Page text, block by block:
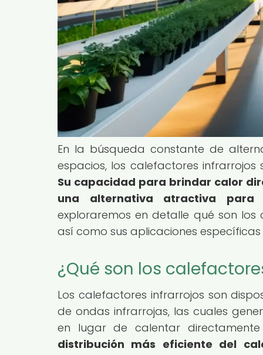
En la búsqueda constante de
espacios, los calefactores
Su capacidad para brindar calor
una alternativa atractiva para
exploraremos en detalle qué son los
así como sus aplicaciones
¿Qué son los
Los calefactores infrarrojos son
de ondas infrarrojas, las cuales
en lugar de calentar
distribución más eficiente del